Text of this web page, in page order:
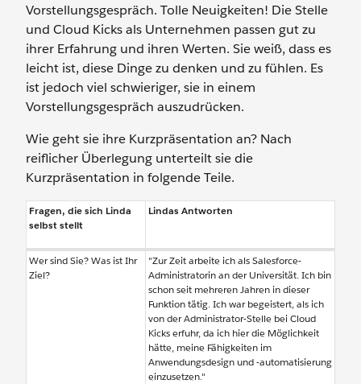
Vorstellungsgespräch. Tolle Neuigkeiten! Die Stelle
und Cloud Kicks als Unternehmen passen gut zu
ihrer Erfahrung und ihren Werten. Sie weiß, dass es
leicht ist, diese Dinge zu denken und zu fühlen. Es
ist jedoch viel schwieriger, sie in einem
Vorstellungsgespräch auszudrücken.
Wie geht sie ihre Kurzpräsentation an? Nach
reiflicher Überlegung unterteilt sie die
Kurzpräsentation in folgende Teile.
Fragen, die sich Linda
selbst stellt
Lindas Antworten
Wer sind Sie? Was ist Ihr
Ziel?
"Zur Zeit arbeite ich als Salesforce-
Administratorin an der Universität. Ich bin
schon seit mehreren Jahren in dieser
Funktion tätig. Ich war begeistert, als ich
von der Administrator-Stelle bei Cloud
Kicks erfuhr, da ich hier die Möglichkeit
hätte, meine Fähigkeiten im
Anwendungsdesign und -automatisierung
einzusetzen."